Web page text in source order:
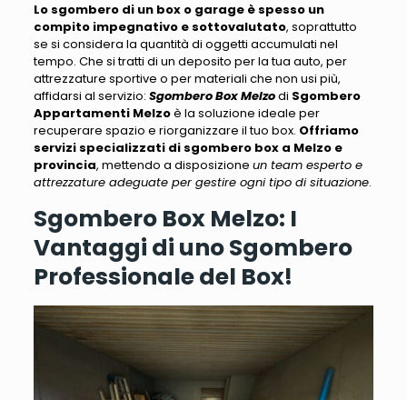
Lo sgombero di un box o garage è spesso un
compito impegnativo e sottovalutato, soprattutto
se si considera la quantità di oggetti accumulati nel
tempo. Che si tratti di un deposito per la tua auto, per
attrezzature sportive o per materiali che non usi più,
affidarsi al servizio: Sgombero Box Melzodi Sgombero
Appartamenti Melzoè la soluzione ideale per
recuperare spazio e riorganizzare il tuo box. Offriamo
servizi specializzati di sgombero box a Melzo e
provincia, mettendo a disposizione un team esperto e
attrezzature adeguate per gestire ogni tipo di situazione.
Sgombero Box Melzo: I
Vantaggi di uno Sgombero
Professionale del Box!